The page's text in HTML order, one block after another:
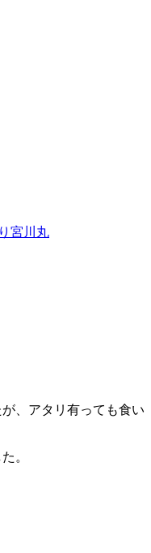
宮川丸
、アタリ有っても食い
。